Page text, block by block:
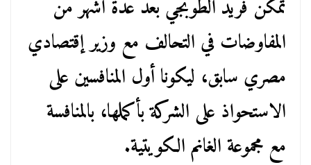
تمكن فريد الطوبجي بعد عدة أشهر من
المفاوضات في التحالف مع وزير إقتصادي
مصري سابق، ليكونا أول المنافسين على
الاستحواذ على الشركة بأكملها، بالمنافسة
مع مجموعة الغانم الكويتية.